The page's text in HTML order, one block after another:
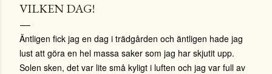
VILKEN DAG!
Äntligen fick jag en dag i trädgården och äntligen hade jag
lust att göra en hel massa saker som jag har skjutit upp.
Solen sken, det var lite små kyligt i luften och jag var full av